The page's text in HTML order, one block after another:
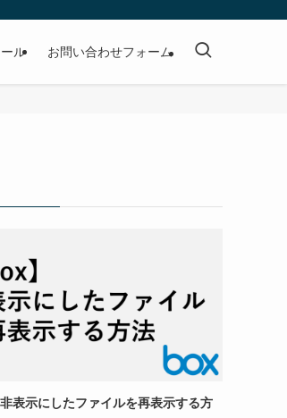
ル お問い合わせフォーム
非表示にしたファイルを再表示する方